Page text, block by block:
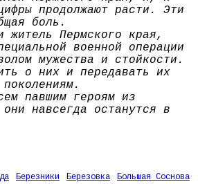
продолжают расти. Эти
боль.
житель Пермского края,
военной операции
мужества и стойкости.
о них и передавать их
павшим героям из
навсегда останутся в
Березники Березовка
Большая Соснова